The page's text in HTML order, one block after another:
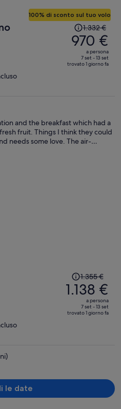
100% di sconto sul tuo volo
Il
prezzo
era
1.332 €,
ora
1.332 €
970 €
a persona
7 set - 13 set
trovato 1 giorno fa
and the breakfast which had a
fruit. Things I think they could
needs some love. The air-
strong and the gym was
conditioning that worked and
prezzo
era
1.355 €,
ora
1.355 €
1.138 €
a persona
7 set - 13 set
trovato 1 giorno fa
le date